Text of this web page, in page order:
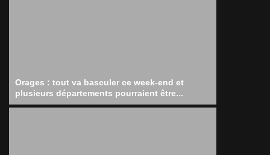
Orages : tout va basculer ce week-end et
plusieurs départements pourraient être...